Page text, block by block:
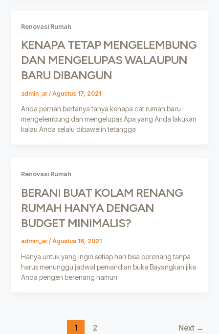
Renovasi Rumah
KENAPA TETAP MENGELEMBUNG
DAN MENGELUPAS WALAUPUN
BARU DIBANGUN
admin_ar / Agustus 17, 2021
Anda pernah bertanya tanya kenapa cat rumah baru
mengelembung dan mengelupas Apa yang Anda lakukan
kalau Anda selalu dibawelin tetangga
Renovasi Rumah
BERANI BUAT KOLAM RENANG
RUMAH HANYA DENGAN
BUDGET MINIMALIS?
admin_ar / Agustus 16, 2021
Hanya untuk yang ingin setiap hari bisa berenang tanpa
harus menunggu jadwal pemandian buka Bayangkan jika
Anda pengen berenang namun
1 2 Next →